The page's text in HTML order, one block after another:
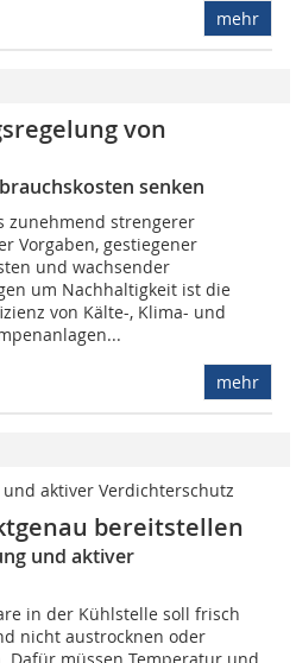
mehr
von
senken
zunehmend strengerer
Vorgaben, gestiegener
und wachsender
um Nachhaltigkeit ist die
von Kälte-, Klima- und
mehr
aktiver Verdichterschutz
bereitstellen
und aktiver
in der Kühlstelle soll frisch
nicht austrocknen oder